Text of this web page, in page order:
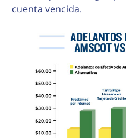
cuenta vencida.